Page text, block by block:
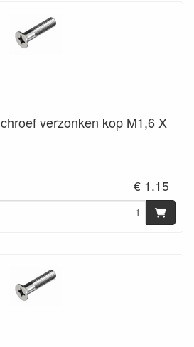
verzonken kop M1,6 X
€ 1.15